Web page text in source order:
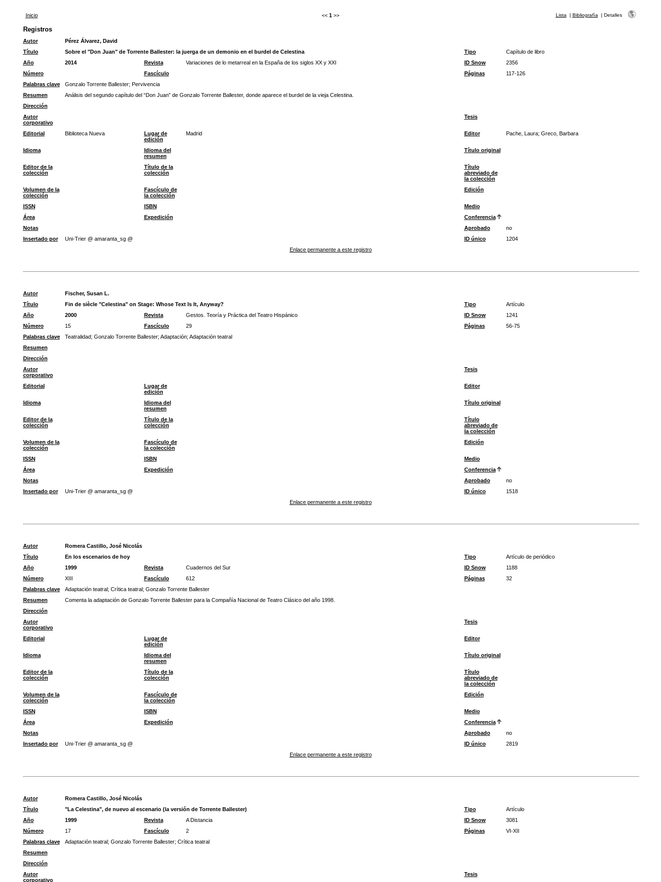
Inicio << 1 >> Lista | Bibliografía | Detalles
Registros
Autor
Pérez Álvarez, David
Título
Sobre el "Don Juan" de Torrente Ballester: la juerga de un demonio en el burdel de Celestina Tipo
Capítulo de libro
Año
2014 Revista Variaciones de lo metarreal en la España de los siglos XX y XXI ID Snow
2356
Número
Fascículo Páginas
117-126
Palabras clave
Gonzalo Torrente Ballester; Pervivencia
Resumen
Análisis del segundo capítulo del “Don Juan” de Gonzalo Torrente Ballester, donde aparece el burdel de la vieja Celestina.
Dirección
Autor
corporativo
Tesis
Editorial Biblioteca Nueva
Lugar de
edición
Madrid Editor Pache, Laura; Greco, Barbara
Idioma
Idioma del
resumen
Título original
Editor de la
colección
Título de la
colección
Título
abreviado de
la colección
Volumen de la
colección
Fascículo de
la colección
Edición
ISSN ISBN
Medio
Área
Expedición
Conferencia
Notas
Aprobado
no
Insertado por
Uni-Trier @ amaranta_sg @ ID único
1204
Enlace permanente a este registro
Autor
Fischer, Susan L.
Título
Fin de siècle "Celestina" on Stage: Whose Text Is It, Anyway? Tipo
Artículo
Año
2000 Revista Gestos. Teoría y Práctica del Teatro Hispánico ID Snow
1241
Número
15 Fascículo 29 Páginas
56-75
Palabras clave
Teatralidad; Gonzalo Torrente Ballester; Adaptación; Adaptación teatral
Resumen
Dirección
Autor
corporativo
Tesis
Editorial
Lugar de
edición
Editor
Idioma
Idioma del
resumen
Título original
Editor de la
colección
Título de la
colección
Título
abreviado de
la colección
Volumen de la
colección
Fascículo de
la colección
Edición
ISSN ISBN
Medio
Área
Expedición
Conferencia
Notas
Aprobado
no
Insertado por
Uni-Trier @ amaranta_sg @ ID único
1518
Enlace permanente a este registro
Autor
Romera Castillo, José Nicolás
Título
En los escenarios de hoy Tipo
Artículo de periódico
Año
1999 Revista Cuadernos del Sur ID Snow
1188
Número
XIII Fascículo 612 Páginas
32
Palabras clave
Adaptación teatral; Crítica teatral; Gonzalo Torrente Ballester
Resumen
Comenta la adaptación de Gonzalo Torrente Ballester para la Compañía Nacional de Teatro Clásico del año 1998.
Dirección
Autor
corporativo
Tesis
Editorial
Lugar de
edición
Editor
Idioma
Idioma del
resumen
Título original
Editor de la
colección
Título de la
colección
Título
abreviado de
la colección
Volumen de la
colección
Fascículo de
la colección
Edición
ISSN ISBN
Medio
Área
Expedición
Conferencia
Notas
Aprobado
no
Insertado por
Uni-Trier @ amaranta_sg @ ID único
2819
Enlace permanente a este registro
Autor
Romera Castillo, José Nicolás
Título
"La Celestina", de nuevo al escenario (la versión de Torrente Ballester) Tipo
Artículo
Año
1999 Revista A Distancia ID Snow
3081
Número
17 Fascículo 2 Páginas
VI-XII
Palabras clave
Adaptación teatral; Gonzalo Torrente Ballester; Crítica teatral
Resumen
Dirección
Autor
corporativo
Tesis